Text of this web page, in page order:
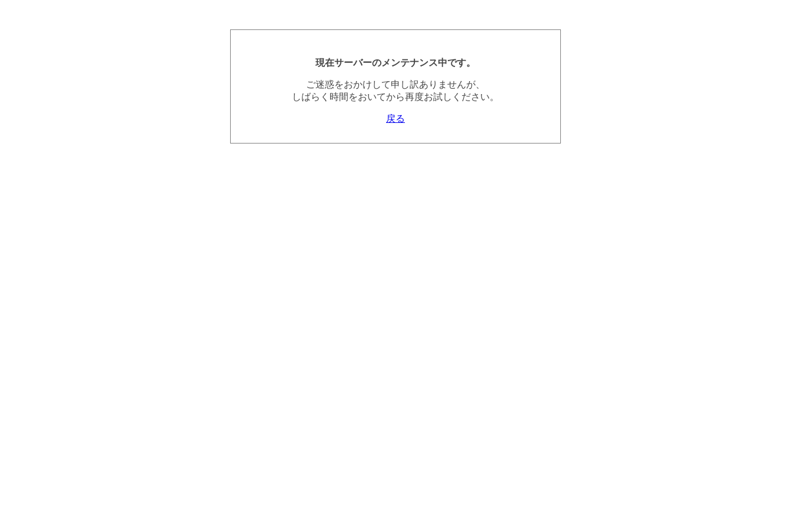
現在サーバーのメンテナンス中です。
ご迷惑をおかけして申し訳ありませんが、
しばらく時間をおいてから再度お試しください。
戻る